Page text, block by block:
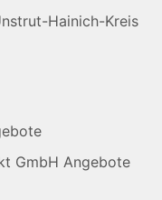
Hainich-Kreis
GmbH Angebote